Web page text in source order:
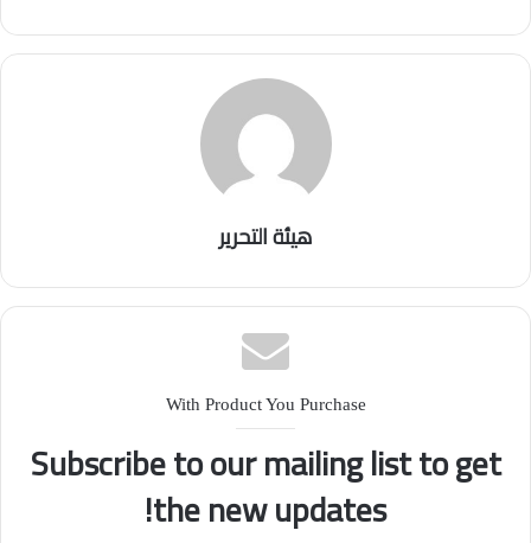
هيئة التحرير
With Product You Purchase
Subscribe to our mailing list to get
the new updates!